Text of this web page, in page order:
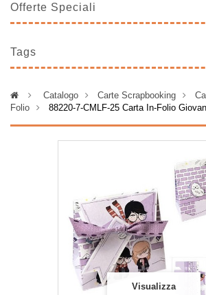
Offerte Speciali
Tags
> Catalogo > Carte Scrapbooking >
Folio
> 88220-7-CMLF-25 Carta In-Folio
Visualizza